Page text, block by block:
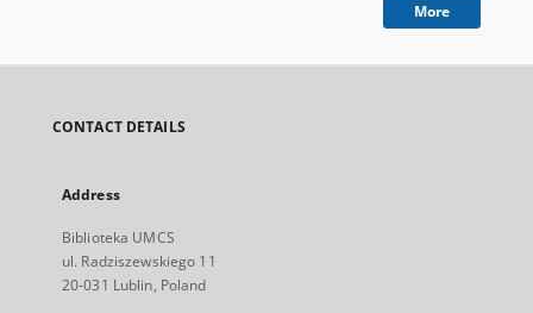
More
CONTACT DETAILS
Address
Biblioteka UMCS
ul. Radziszewskiego 11
20-031 Lublin, Poland